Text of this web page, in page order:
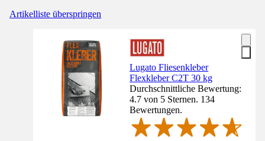
Artikelliste überspringen
Lugato Fliesenkleber
Flexkleber C2T 30 kg
Durchschnittliche Bewertung:
4.7 von 5 Sternen. 134
Bewertungen.